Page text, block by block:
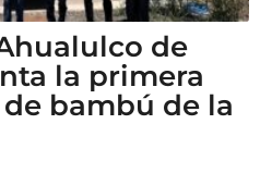
de
la primera
bambú de la